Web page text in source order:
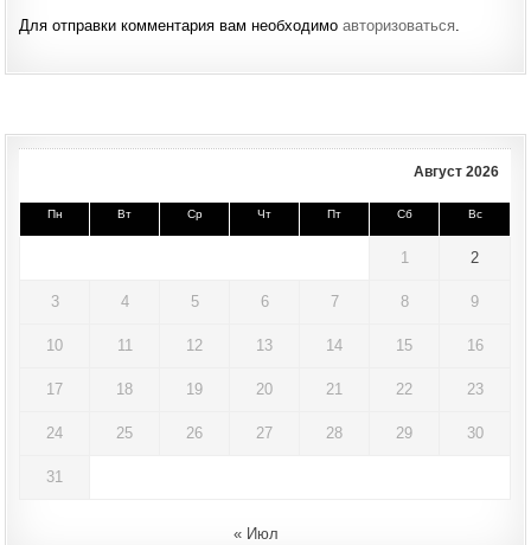
Для отправки комментария вам необходимоавторизоваться
Август 2026
Пн Вт Ср Чт Пт Сб Вс
1 2
3 4 5 6 7 8 9
10 11 12 13 14 15 16
17 18 19 20 21 22 23
24 25 26 27 28 29 30
31
« Июл